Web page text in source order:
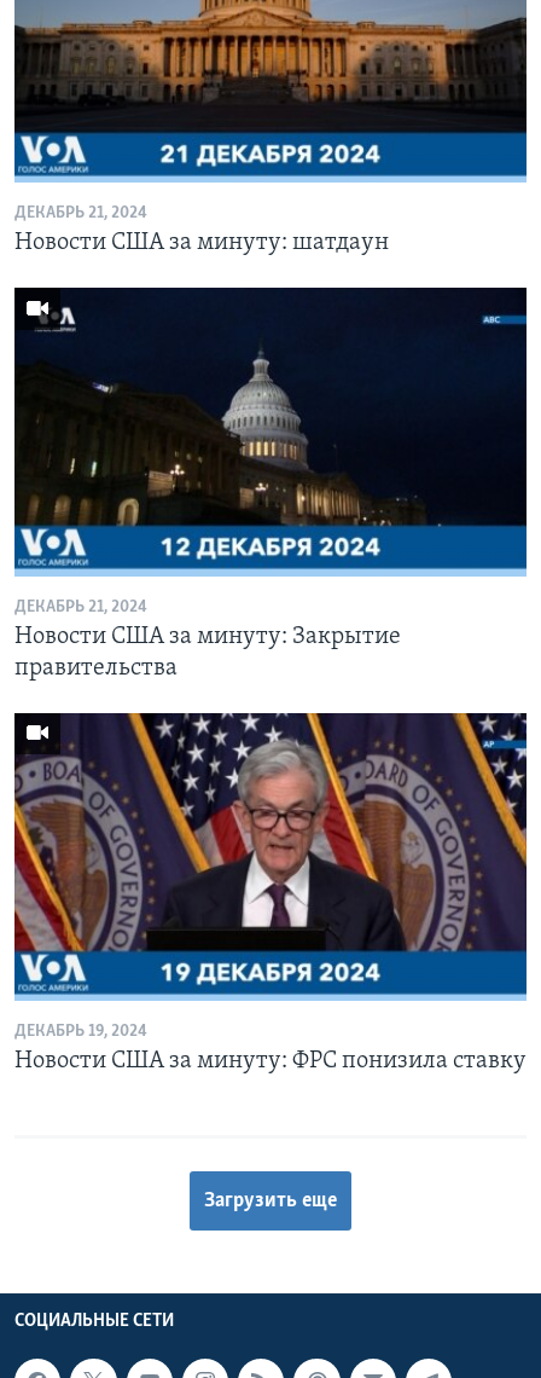
ДЕКАБРЬ 21, 2024
Новости США за минуту: шатдаун
ДЕКАБРЬ 21, 2024
Новости США за минуту: Закрытие
правительства
ДЕКАБРЬ 19, 2024
Новости США за минуту: ФРС понизила ставку
Загрузить еще
СОЦИАЛЬНЫЕ СЕТИ